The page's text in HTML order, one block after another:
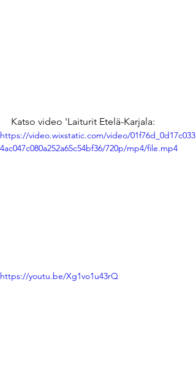
Katso video 'Laiturit Etelä-Karjala:
https://video.wixstatic.com/video/01f76d_0d17c033
4ac047c080a252a65c54bf36/720p/mp4/file.mp4
https://youtu.be/Xg1vo1u43rQ